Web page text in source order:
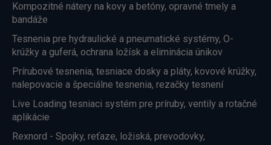
Kompozitné nátery na kovy a betóny, opravné tmely a
bandáže
Tesnenia pre hydraulické a pneumatické systémy, O-
krúžky a guferá, ochrana ložísk a eliminácia únikov
Prírubové tesnenia, tesniace dosky a pláty, kovové krúžky,
nalepovacie a špeciálne tesnenia, rezačky tesnení
Live Loading tesniaci systém pre príruby, ventily a rotačné
aplikácie
Rexnord - Spojky, reťaze, ložiská, prevodovky,